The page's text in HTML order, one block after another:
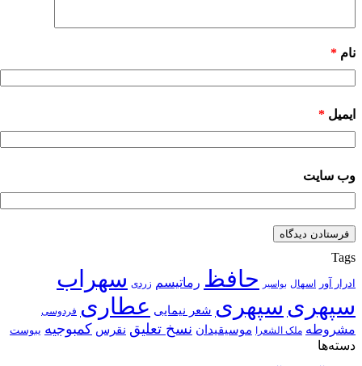
نام *
ایمیل *
وب‌ سایت
Tags
ادرار آور اسهال بواسیر حافظ رماتیسم زردی سهراب
سپهری سپهری شعر نیمایی عطاری فردوسی
مشروطه ملک الشعرا موسیقیدان نسخ تعلیق نقرس کمبوجیه یبوست
دسته‌ها